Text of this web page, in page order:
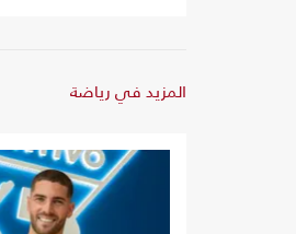
المزيد في رياضة